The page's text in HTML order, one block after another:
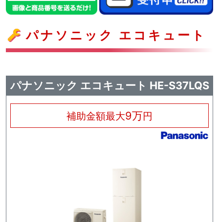
パナソニック エコキュート
パナソニック エコキュート HE-S37LQS
補助金額最大9万円